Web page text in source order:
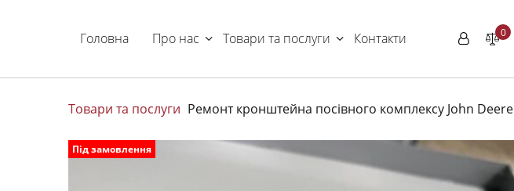
Головна Про нас Товари та послуги Контакти 0
Товари та послуги Ремонт кронштейна посівного комплексу John Deere
Під замовлення